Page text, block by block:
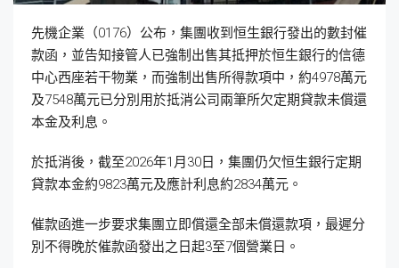
先機企業（0176）公布，集團收到恒生銀行發出的數封催
款函，並告知接管人已強制出售其抵押於恒生銀行的信德
中心西座若干物業，而強制出售所得款項中，約4978萬元
及7548萬元已分別用於抵消公司兩筆所欠定期貸款未償還
本金及利息。
於抵消後，截至2026年1月30日，集團仍欠恒生銀行定期
貸款本金約9823萬元及應計利息約2834萬元。
催款函進一步要求集團立即償還全部未償還款項，最遲分
別不得晚於催款函發出之日起3至7個營業日。